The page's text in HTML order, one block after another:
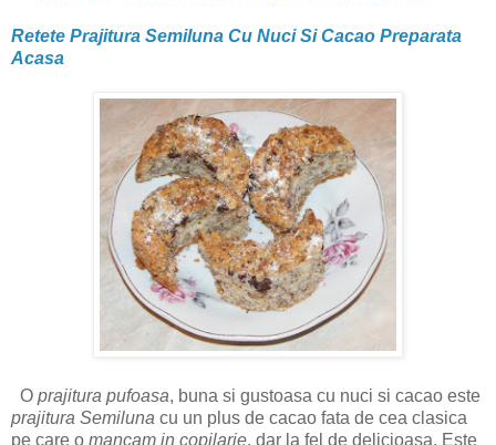
Retete Prajitura Semiluna Cu Nuci Si Cacao Preparata
Acasa
O prajitura pufoasa, buna si gustoasa cu nuci si cacao este
prajitura Semiluna cu un plus de cacao fata de cea clasica
pe care o mancam in copilarie, dar la fel de delicioasa. Este